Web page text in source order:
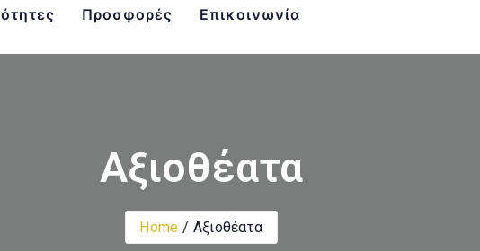
Προσφορές Επικοινωνία
Αξιοθέατα
Home Αξιοθέατα